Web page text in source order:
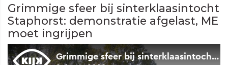
Grimmige sfeer bij sinterklaasintocht
Staphorst: demonstratie afgelast, ME
moet ingrijpen